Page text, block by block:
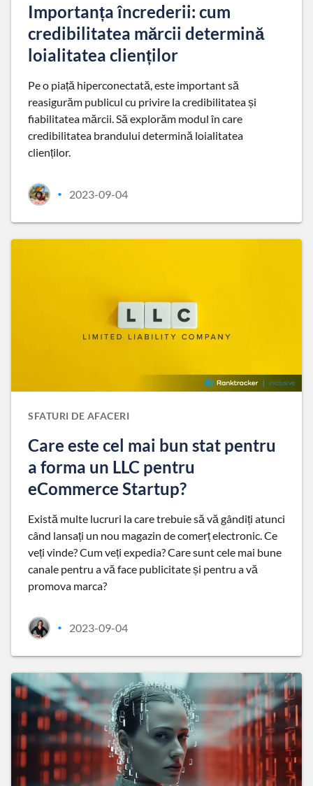
Importanța încrederii: cum
credibilitatea mărcii determină
loialitatea clienților
Pe o piață hiperconectată, este important să
reasigurăm publicul cu privire la credibilitatea și
fiabilitatea mărcii. Să explorăm modul în care
credibilitatea brandului determină loialitatea
clienților.
• 2023-09-04
SFATURI DE AFACERI
Care este cel mai bun stat pentru
a forma un LLC pentru
eCommerce Startup?
Există multe lucruri la care trebuie să vă gândiți atunci
când lansați un nou magazin de comerț electronic. Ce
veți vinde? Cum veți expedia? Care sunt cele mai bune
canale pentru a vă face publicitate și pentru a vă
promova marca?
• 2023-09-04